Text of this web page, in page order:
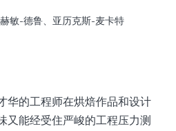
敏-德鲁、亚历克斯-麦卡特
华的工程师在烘焙作品和设计
又能经受住严峻的工程压力测